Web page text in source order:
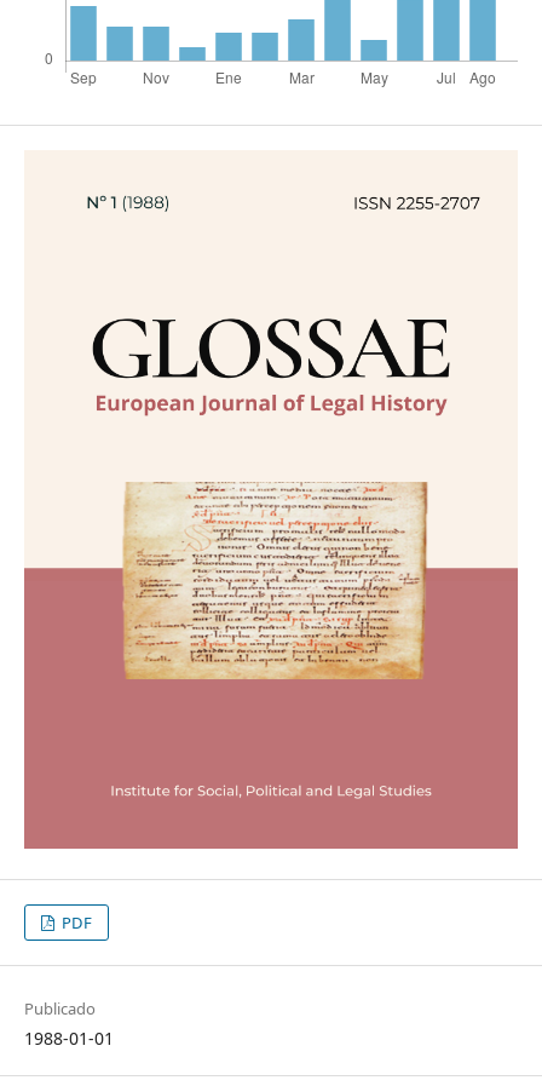
PDF
Publicado
1988-01-01